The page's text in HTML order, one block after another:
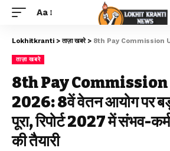
Aa
Lokhitkranti >ताज़ा खबरे> 8th Pay Commission Update 2026: 8वें वेतन आयोग पर बड़ा
ताज़ा खबरे
8th Pay
2026: 8वें वेतन आयोग पर
पूरा, रिपोर्ट 2027 में संभव-
की तैयारी